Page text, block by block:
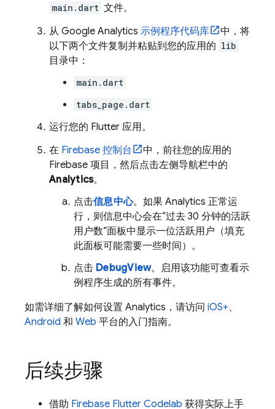
main.dart 文件。
从 Google Analytics 示例程序代码库
中，将
以下两个文件复制并粘贴到您的应用的 lib
目录中：
main.dart
tabs_page.dart
运行您的 Flutter 应用。
在 Firebase 控制台
中，前往您的应用的
Firebase 项目，然后点击左侧导航栏中的
Analytics。
点击信息中心。如果 Analytics 正常运
行，则信息中心会在“过去 30 分钟的活跃
用户数”面板中显示一位活跃用户（填充
此面板可能需要一些时间）。
点击 DebugView。启用该功能可查看示
例程序生成的所有事件。
如需详细了解如何设置 Analytics ，请访问 iOS+、
Android 和 Web 平台的入门指南。
后续步骤
借助 Firebase Flutter Codelab 获得实际上手